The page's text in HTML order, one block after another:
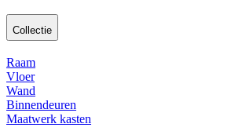
Collectie
Raam
Vloer
Wand
Binnendeuren
Maatwerk kasten